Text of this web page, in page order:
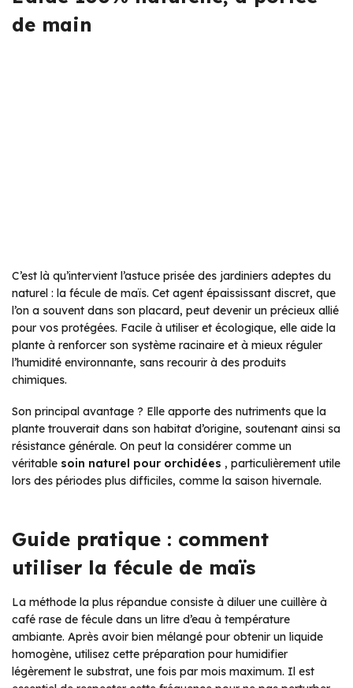
de main
C’est là qu’intervient l’astuce prisée des jardiniers adeptes du
naturel : la fécule de maïs. Cet agent épaississant discret, que
l’on a souvent dans son placard, peut devenir un précieux allié
pour vos protégées. Facile à utiliser et écologique, elle aide la
plante à renforcer son système racinaire et à mieux réguler
l’humidité environnante, sans recourir à des produits
chimiques.
Son principal avantage ? Elle apporte des nutriments que la
plante trouverait dans son habitat d’origine, soutenant ainsi sa
résistance générale. On peut la considérer comme un
véritable soin naturel pour orchidées , particulièrement utile
lors des périodes plus difficiles, comme la saison hivernale.
Guide pratique : comment
utiliser la fécule de maïs
La méthode la plus répandue consiste à diluer une cuillère à
café rase de fécule dans un litre d’eau à température
ambiante. Après avoir bien mélangé pour obtenir un liquide
homogène, utilisez cette préparation pour humidifier
légèrement le substrat, une fois par mois maximum. Il est